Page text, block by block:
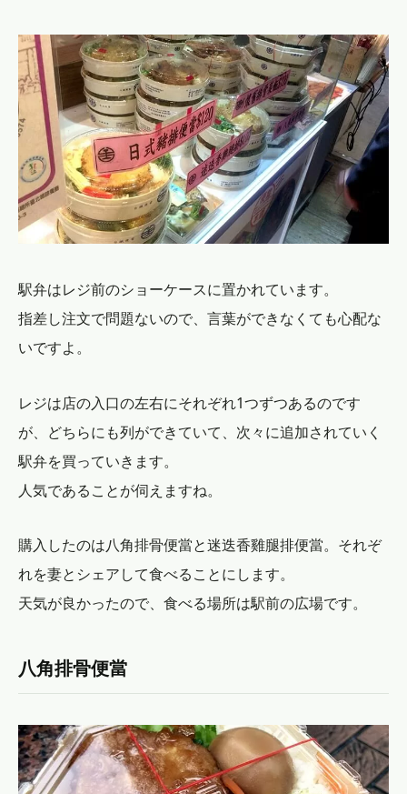
駅弁はレジ前のショーケースに置かれています。
指差し注文で問題ないので、言葉ができなくても心配な
いですよ。
レジは店の入口の左右にそれぞれ1つずつあるのです
が、どちらにも列ができていて、次々に追加されていく
駅弁を買っていきます。
人気であることが伺えますね。
購入したのは八角排骨便當と迷迭香雞腿排便當。それぞ
れを妻とシェアして食べることにします。
天気が良かったので、食べる場所は駅前の広場です。
八角排骨便當